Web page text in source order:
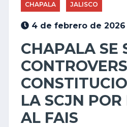
CHAPALA JALISCO
4 de febrero de 2026
CHAPALA SE
LA SCJN POR
AL FAIS